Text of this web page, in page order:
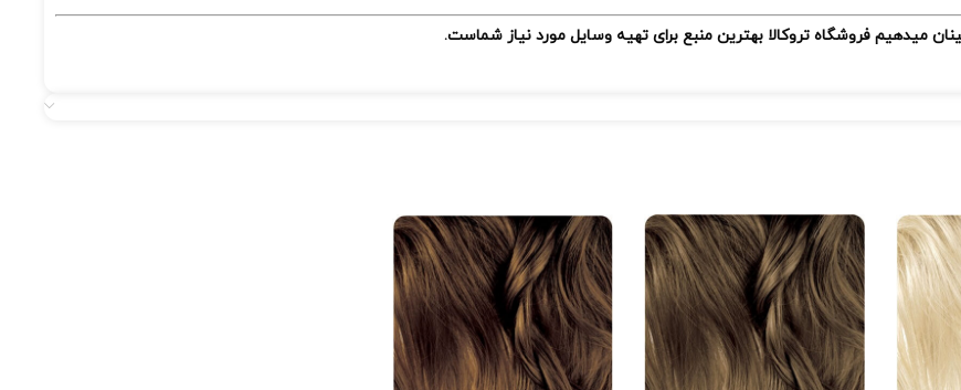
میدهیم فروشگاه تروکالا بهترین منبع برای تهیه وسایل مورد نیاز شماست.